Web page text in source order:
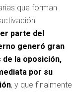
que forman
parte del
generó gran
la oposición,
por su
, y que finalmente